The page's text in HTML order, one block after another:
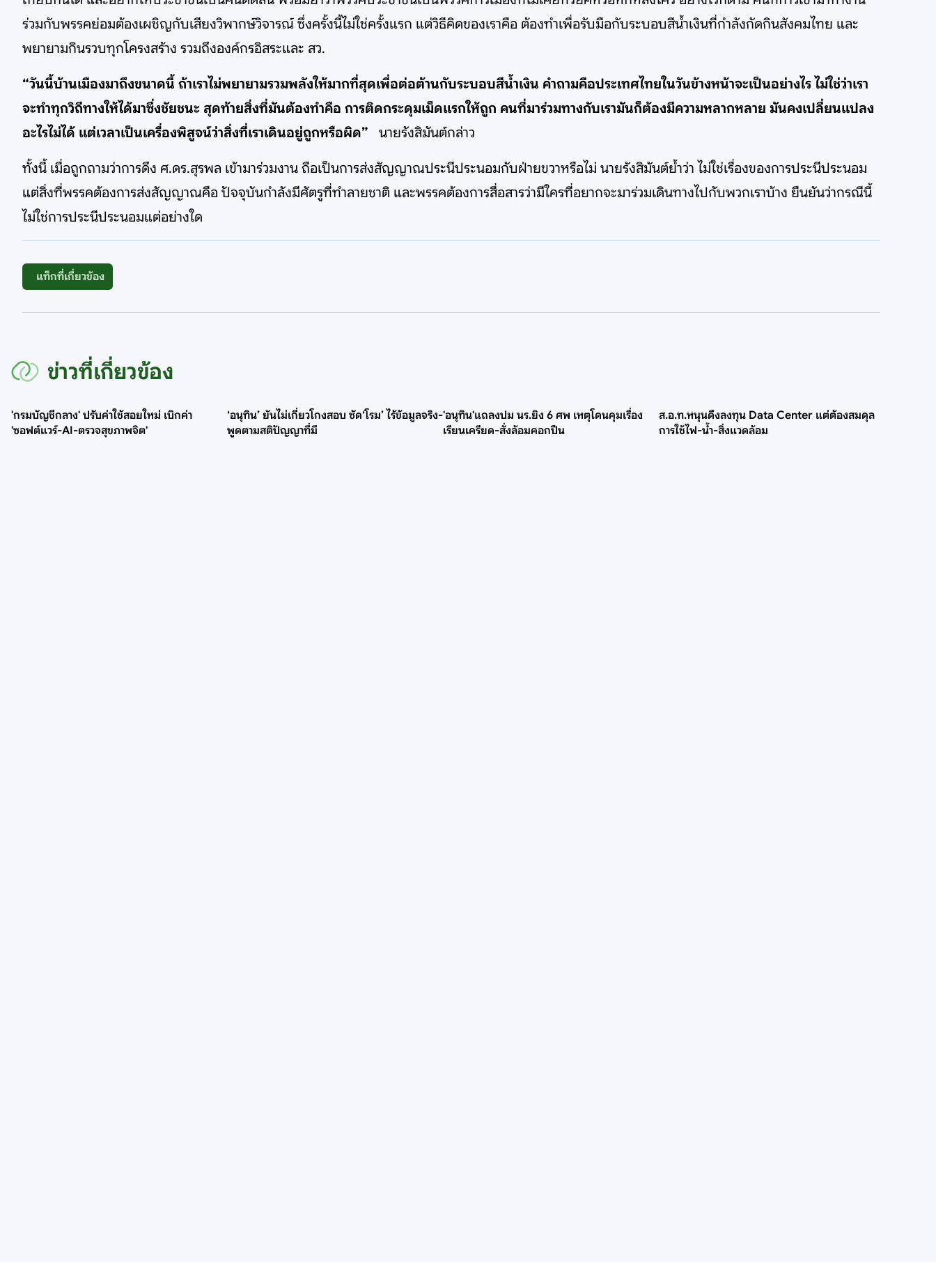
ร่วมกับพรรคย่อมต้องเผชิญกับเสียงวิพากษ์วิจารณ์ ซึ่งครั้งนี้ไม่ใช่ครั้งแรก แต่วิธีคิดของเราคือ ต้องทำเพื่อรับมือกับระบอบสีน้ำเงินที่กำลังกัดกินสังคมไทย และ
พยายามกินรวบทุกโครงสร้าง รวมถึงองค์กรอิสระและ สว.
“วันนี้บ้านเมืองมาถึงขนาดนี้ ถ้าเราไม่พยายามรวมพลังให้มากที่สุดเพื่อต่อต้านกับระบอบสีน้ำเงิน คำถามคือประเทศไทยในวันข้างหน้าจะเป็นอย่างไร ไม่ใช่ว่าเรา
จะทำทุกวิถีทางให้ได้มาซึ่งชัยชนะ สุดท้ายสิ่งที่มันต้องทำคือ การติดกระดุมเม็ดแรกให้ถูก คนที่มาร่วมทางกับเรามันก็ต้องมีความหลากหลาย มันคงเปลี่ยนแปลง
อะไรไม่ได้ แต่เวลาเป็นเครื่องพิสูจน์ว่าสิ่งที่เราเดินอยู่ถูกหรือผิด”
นายรังสิมันต์กล่าว
ทั้งนี้ เมื่อถูกถามว่าการดึง ศ.ดร.สุรพล เข้ามาร่วมงาน ถือเป็นการส่งสัญญาณประนีประนอมกับฝ่ายขวาหรือไม่ นายรังสิมันต์ย้ำว่า ไม่ใช่เรื่องของการประนีประนอม
แต่สิ่งที่พรรคต้องการส่งสัญญาณคือ ปัจจุบันกำลังมีศัตรูที่ทำลายชาติ และพรรคต้องการสื่อสารว่ามีใครที่อยากจะมาร่วมเดินทางไปกับพวกเราบ้าง ยืนยันว่ากรณีนี้
ไม่ใช่การประนีประนอมแต่อย่างใด
แท็กที่เกี่ยวข้อง
ข่าวที่เกี่ยวข้อง
'กรมบัญชีกลาง' ปรับค่าใช้สอยใหม่ เบิกค่า
'ซอฟต์แวร์-AI-ตรวจสุขภาพจิต'
‘อนุทิน’ ยันไม่เกี่ยวโกงสอบ ซัด‘โรม’ ไร้ข้อมูลจริง-
พูดตามสติปัญญาที่มี
'อนุทิน'แถลงปม นร.ยิง 6 ศพ เหตุโดนคุมเรื่อง
เรียนเครียด-สั่งล้อมคอกปืน
ส.อ.ท.หนุนดึงลงทุน Data Center แต่ต้องสมดุล
การใช้ไฟ-น้ำ-สิ่งแวดล้อม